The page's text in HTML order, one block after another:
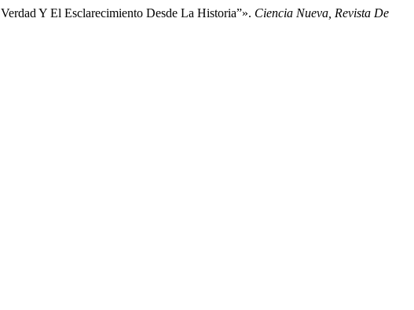
Y El Esclarecimiento Desde La Historia”». Ciencia Nueva, Revista De